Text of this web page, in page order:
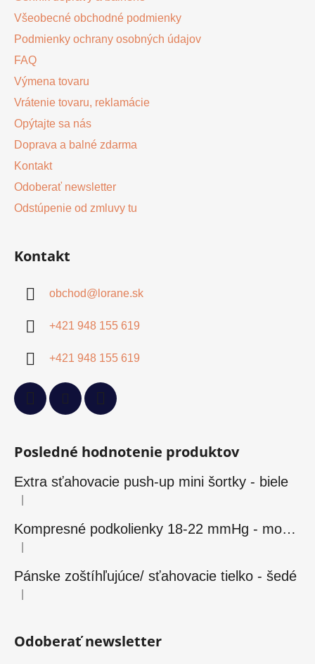
k
y
Všeobecné obchodné podmienky
Podmienky ochrany osobných údajov
FAQ
Výmena tovaru
Vrátenie tovaru, reklamácie
Opýtajte sa nás
Doprava a balné zdarma
Kontakt
Odoberať newsletter
Odstúpenie od zmluvy tu
Kontakt
obchod@ lorane.sk
+421 948 155 619
+421 948 155 619
Posledné hodnotenie produktov
Extra sťahovacie push-up mini šortky - biele
Hodnotenie produktu je 5 z 5 hviezdičiek.
Kompresné podkolienky 18-22 mmHg - modré
Hodnotenie produktu je 5 z 5 hviezdičiek.
Pánske zoštíhľujúce/ sťahovacie tielko - šedé
Hodnotenie produktu je 5 z 5 hviezdičiek.
Odoberať newsletter